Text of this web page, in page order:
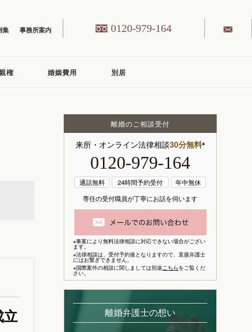
集 事務所案内 0120-979-164
権 婚姻費用 別居
離婚のご相談受付
来所・オンライン法律相談30分無料※
0120-979-164
通話無料 24時間予約受付
年中無休
専任の受付職員が丁寧にお話を伺います
※事案により無料法律相談に対応できない場合がござい
ます。
※法律相談は、 受付予約後となりますので、 直接弁護士
にはお繋ぎできません。
※国際案件の相談に関しましては別途こちらをご覧くだ
さい。
離婚弁護士の想い